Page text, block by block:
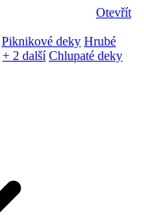
Otevřít
Piknikové deky Hrubé
+ 2 další Chlupaté deky